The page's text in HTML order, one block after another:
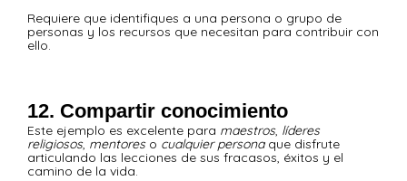
Requiere que identifiques a una persona o grupo de
personas y los recursos que necesitan para contribuir con
ello.
12. Compartir conocimiento
Este ejemplo es excelente para maestros, líderes
religiosos, mentoreso cualquier personaque disfrute
articulando las lecciones de sus fracasos, éxitos y el
camino de la vida.